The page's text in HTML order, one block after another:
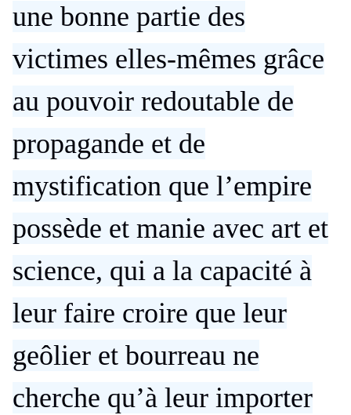
une bonne partie des
victimes elles-mêmes grâce
au pouvoir redoutable de
propagande et de
mystification que l’empire
possède et manie avec art et
science, qui a la capacité à
leur faire croire que leur
geôlier et bourreau ne
cherche qu’à leur importer